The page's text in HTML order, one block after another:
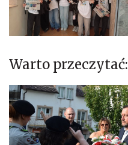
Warto przeczytać: